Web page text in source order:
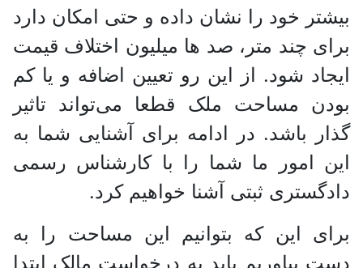
بیشتر خود را نشان داده و حتی امکان دارد
برای چند متر، صد ها میلیون اختلاف قیمت
ایجاد شود. از این رو تعیین اضافه و یا کم
بودن مساحت ملک قطعا می‌تواند تاثیر
گذار باشد. در ادامه برای آشنایی شما به
این امور ما شما را با کارشناس رسمی
دادگستری ثبتی آشنا خواهیم کرد.
برای این که بتوانیم این مساحت را به
دست بیاوریم باید به درخواست مالک ابتدا